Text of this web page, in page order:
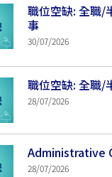
職位空缺: 全職/
事
30/07/2026
職位空缺: 全職/
28/07/2026
Administrative
28/07/2026